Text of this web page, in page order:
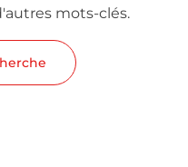
mots-clés.